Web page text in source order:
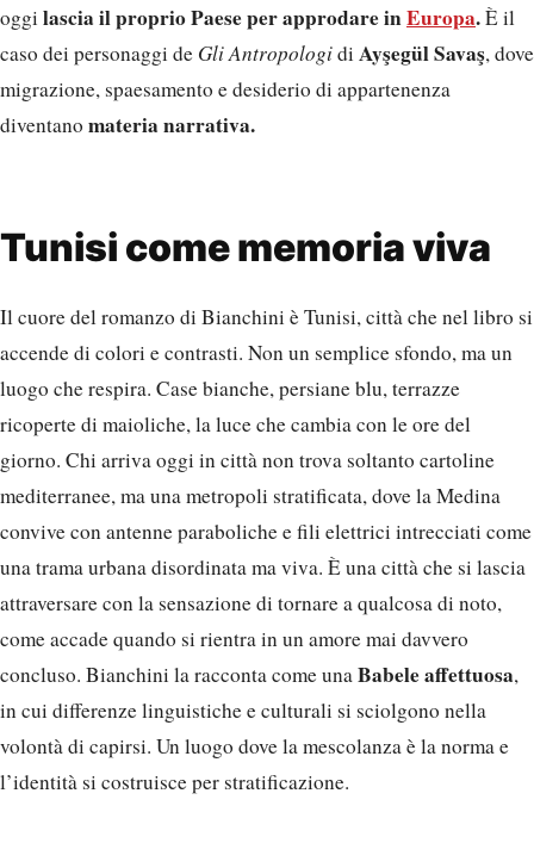
oggi lascia il proprio Paese per approdare inEuropa.È il
caso dei personaggi de Gli Antropologidi Ayşegül Savaş, dove
migrazione, spaesamento e desiderio di appartenenza
diventano materia narrativa.
Tunisi come memoria viva
Il cuore del romanzo di Bianchini è Tunisi, città che nel libro si
accende di colori e contrasti. Non un semplice sfondo, ma un
luogo che respira. Case bianche, persiane blu, terrazze
ricoperte di maioliche, la luce che cambia con le ore del
giorno. Chi arriva oggi in città non trova soltanto cartoline
mediterranee, ma una metropoli stratificata, dove la Medina
convive con antenne paraboliche e fili elettrici intrecciati come
una trama urbana disordinata ma viva. È una città che si lascia
attraversare con la sensazione di tornare a qualcosa di noto,
come accade quando si rientra in un amore mai davvero
concluso. Bianchini la racconta come unaBabele affettuosa,
in cui differenze linguistiche e culturali si sciolgono nella
volontà di capirsi. Un luogo dove la mescolanza è la norma e
l’identità si costruisce per stratificazione.